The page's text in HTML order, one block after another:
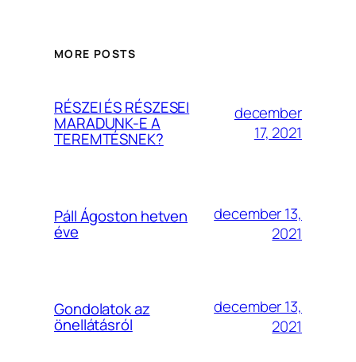
MORE POSTS
RÉSZEI ÉS RÉSZESEI
MARADUNK-E A
TEREMTÉSNEK?
december
17, 2021
Páll Ágoston hetven
éve
december 13,
2021
Gondolatok az
önellátásról
december 13,
2021